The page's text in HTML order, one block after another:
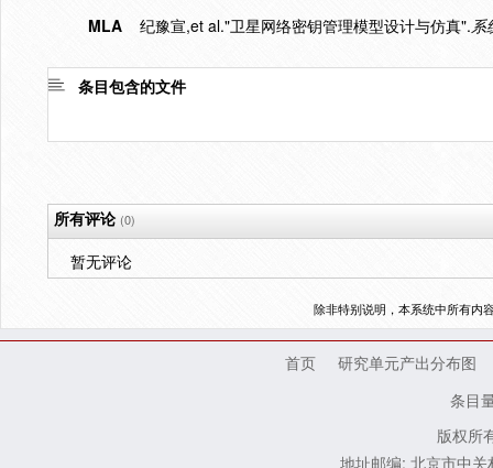
MLA
纪豫宣,et al."卫星网络密钥管理模型设计与仿真".系
条目包含的文件
所有评论(0)
暂无评论
除非特别说明，本系统中所有内
首页
研究单元产出分布图
条目
版权所
地址邮编: 北京市中